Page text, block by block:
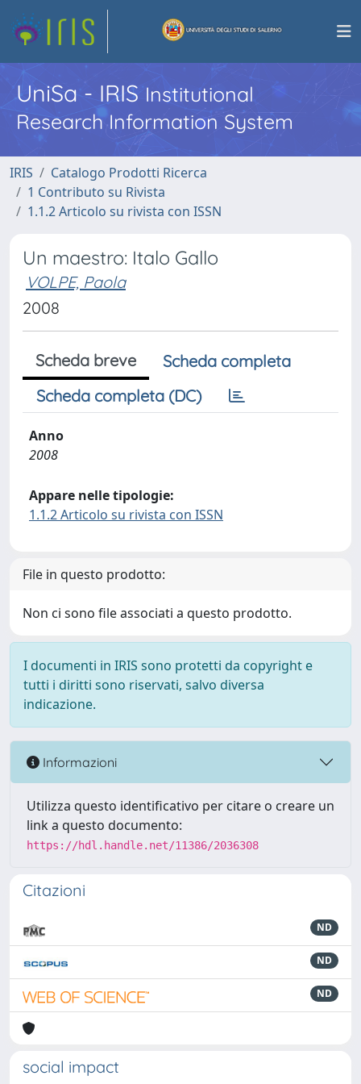
UniSa - IRISInstitutional
Research Information System
IRIS
Catalogo Prodotti Ricerca
1 Contributo su Rivista
1.1.2 Articolo su rivista con ISSN
Un maestro: Italo Gallo
VOLPE, Paola
2008
Scheda breve
Scheda completa
Scheda completa (DC)
Anno
2008
Appare nelle tipologie:
1.1.2 Articolo su rivista con ISSN
File in questo prodotto:
Non ci sono file associati a questo prodotto.
I documenti in IRIS sono protetti da copyright e
tutti i diritti sono riservati, salvo diversa
indicazione.
Informazioni
Utilizza questo identificativo per citare o creare un
link a questo documento:
https://hdl.handle.net/11386/2036308
Citazioni
ND
ND
ND
social impact